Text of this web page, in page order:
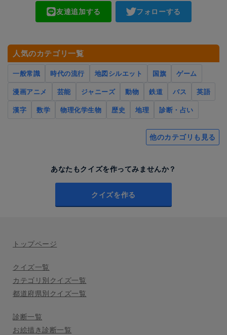
友達追加する フォローする
人気のカテゴリ一覧
一般常識 時代の流行 地図シルエット 国旗
ゲーム
漫画アニメ
芸能 ジャニーズ 動物 鉄道 バス
英語
漢字
数学 物理化学生物 歴史 地理 診断・占い
他のカテゴリも見る
あなたもクイズを作ってみませんか？
クイズを作る
トップページ
クイズ一覧
カテゴリ別クイズ一覧
都道府県別クイズ一覧
診断一覧
お絵描き診断一覧